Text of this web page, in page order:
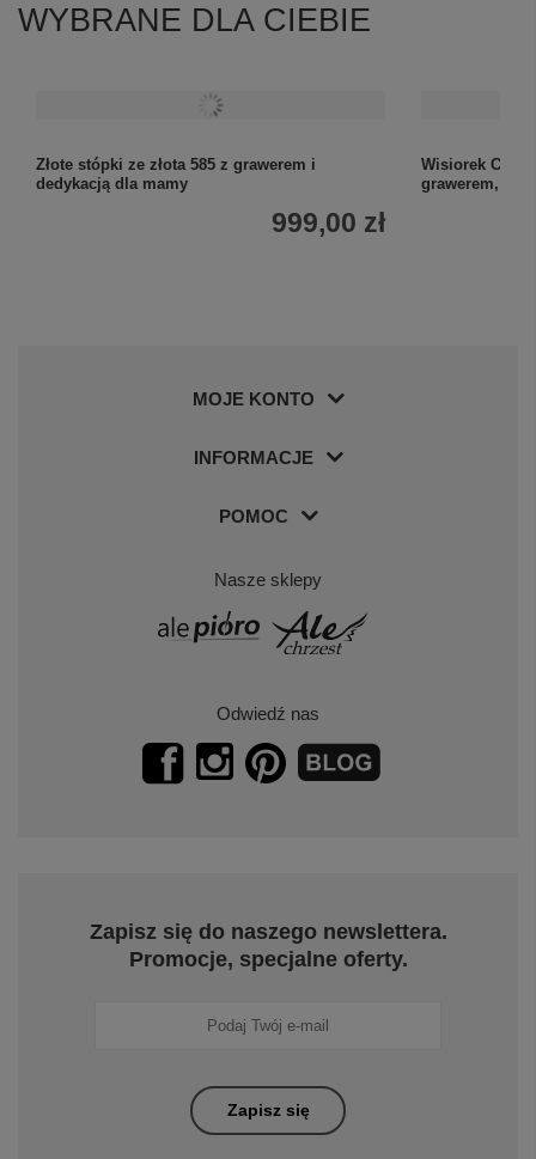
WYBRANE DLA CIEBIE
Złote stópki ze złota 585 z grawerem i
dedykacją dla mamy
999,00 zł
Wisiorek
grawerem,
MOJE KONTO
INFORMACJE
POMOC
Nasze sklepy
Odwiedź nas
Zapisz się do naszego newslettera.
Promocje, specjalne oferty.
Zapisz się